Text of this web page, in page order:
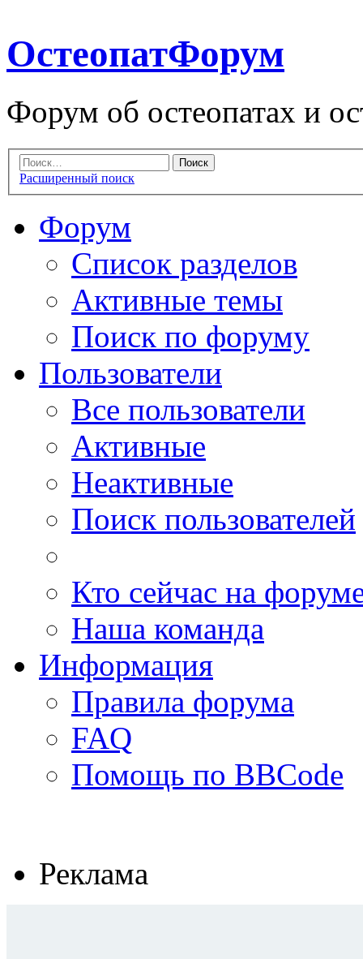
ОстеопатФорум
Форум об остеопатах и
Расширенный поиск
Форум
Список разделов
Активные темы
Поиск по форуму
Пользователи
Все пользователи
Активные
Неактивные
Поиск пользователей
Кто сейчас на
Наша команда
Информация
Правила форума
FAQ
Помощь по BBCode
Реклама